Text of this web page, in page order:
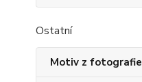
Ostatní
Motiv z fotografie